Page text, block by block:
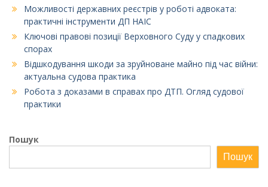
Можливості державних реєстрів у роботі адвоката:
практичні інструменти ДП НАІС
Ключові правові позиції Верховного Суду у спадкових
спорах
Відшкодування шкоди за зруйноване майно під час війни:
актуальна судова практика
Робота з доказами в справах про ДТП. Огляд судової
практики
Пошук
Пошук